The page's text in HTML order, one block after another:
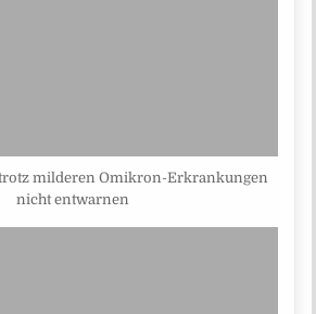
milderen Omikron-Erkrankungen
nicht entwarnen